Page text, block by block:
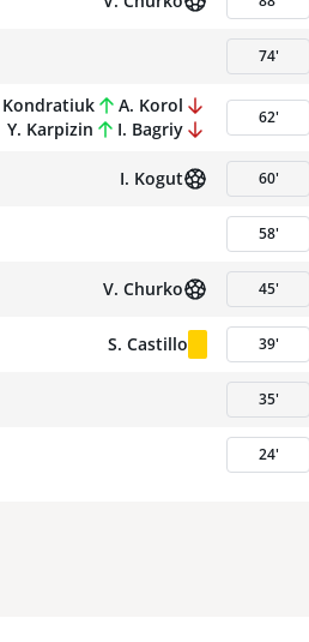
74'
Kondratiuk
A. Korol
Y. Karpizin
I. Bagriy
62'
I. Kogut 60'
58'
V. Churko 45'
S. Castillo 39'
35'
24'